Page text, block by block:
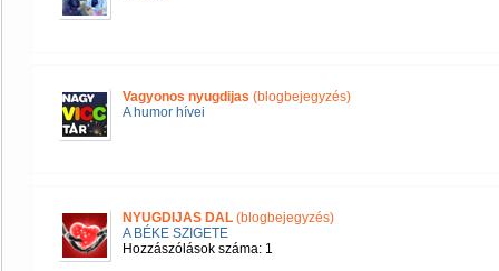
Vagyonos nyugdijas (blogbejegyzés)
A humor hívei
NYUGDIJAS DAL (blogbejegyzés)
A BÉKE SZIGETE
Hozzászólások száma: 1